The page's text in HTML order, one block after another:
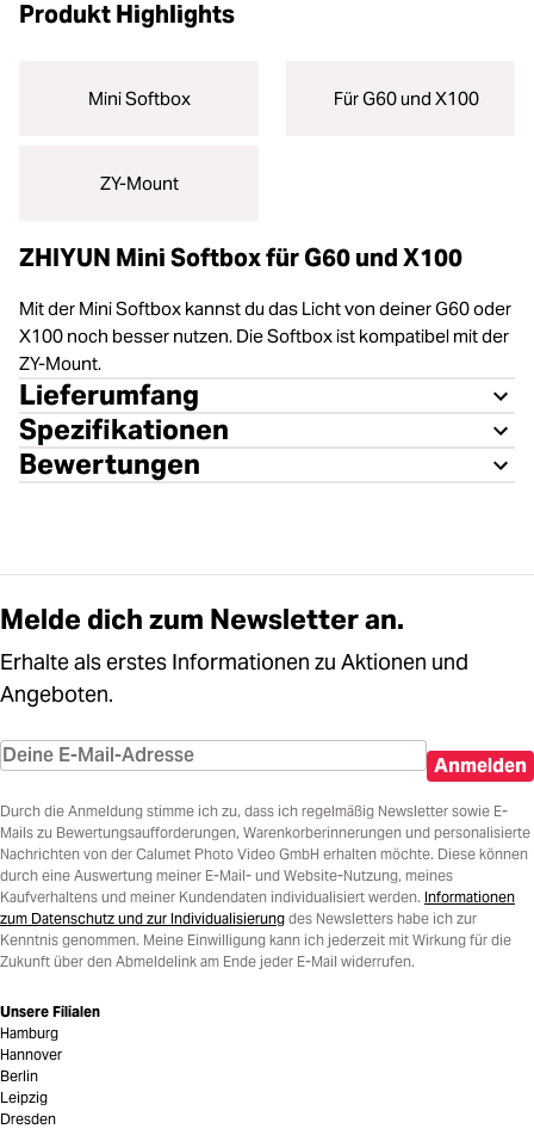
Produkt Highlights
Mini Softbox Für G60 und X100
ZY-Mount
ZHIYUN Mini Softbox für G60 und X100
Mit der Mini Softbox kannst du das Licht von deiner G60 oder
X100 noch besser nutzen. Die Softbox ist kompatibel mit der
ZY-Mount.
Lieferumfang
Spezifikationen
Bewertungen
Melde dich zum Newsletter an.
Erhalte als erstes Informationen zu Aktionen und
Angeboten.
Anmelden
Durch die Anmeldung stimme ich zu, dass ich regelmäßig Newsletter sowie E-
Mails zu Bewertungsaufforderungen, Warenkorberinnerungen und personalisierte
Nachrichten von der Calumet Photo Video GmbH erhalten möchte. Diese können
durch eine Auswertung meiner E-Mail- und Website-Nutzung, meines
Kaufverhaltens und meiner Kundendaten individualisiert werden. Informationen
zum Datenschutz und zur Individualisierung des Newsletters habe ich zur
Kenntnis genommen. Meine Einwilligung kann ich jederzeit mit Wirkung für die
Zukunft über den Abmeldelink am Ende jeder E-Mail widerrufen.
Unsere Filialen
Hamburg
Hannover
Berlin
Leipzig
Dresden